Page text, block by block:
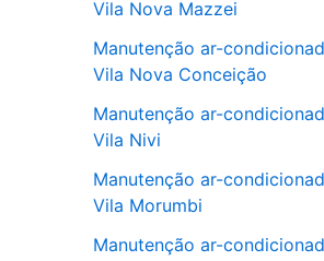
Vila Nova Mazzei
Manutenção ar-
Vila Nova Conceição
Manutenção ar-
Vila Nivi
Manutenção ar-
Vila Morumbi
Manutenção ar-